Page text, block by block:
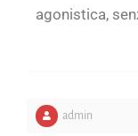
agonistica,
admin